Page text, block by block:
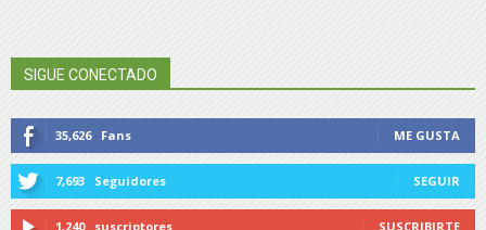
SIGUE CONECTADO
35,626 Fans ME GUSTA
7,693 Seguidores SEGUIR
1,240 suscriptores SUSCRIBIRTE